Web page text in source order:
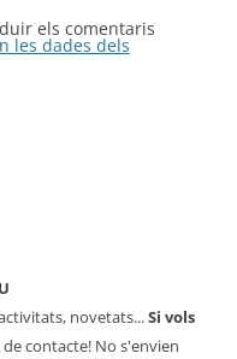
els comentaris
les dades dels
novetats...Si vols
contacte! No s'envien